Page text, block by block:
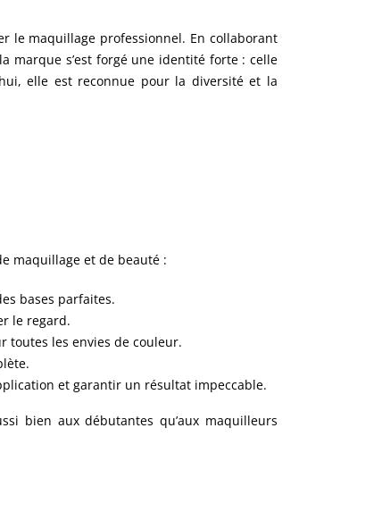
le maquillage professionnel. En collaborant
marque s’est forgé une identité forte : celle
elle est reconnue pour la diversité et la
maquillage et de beauté :
bases parfaites.
le regard.
toutes les envies de couleur.
et garantir un résultat impeccable.
bien aux débutantes qu’aux maquilleurs